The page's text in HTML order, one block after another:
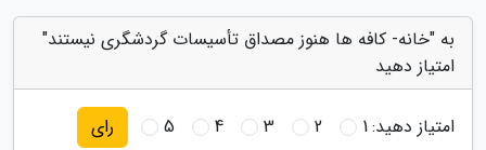
به "خانه- کافه ها هنوز مصداق تأسیسات گردشگری نیستند"
امتیاز دهید
امتیاز دهید:1
2
3
4
5 رای